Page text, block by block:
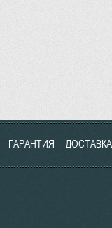
ГАРАНТИЯ ДОСТАВКА